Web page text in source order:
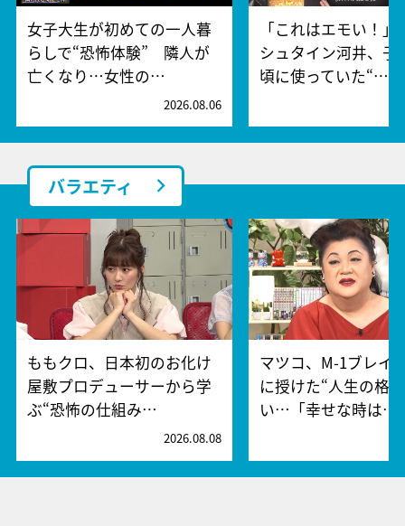
女子大生が初めての一人暮
らしで“恐怖体験” 隣人が
亡くなり…女性の…
2026.08.06
「これはエモい！」
シュタイン河井、子
頃に使っていた“…
バラエティ
ももクロ、日本初のお化け
屋敷プロデューサーから学
ぶ“恐怖の仕組み…
2026.08.08
マツコ、M-1ブレイ
に授けた“人生の格
い…「幸せな時は…